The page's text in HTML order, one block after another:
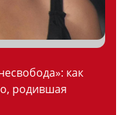
как
родившая